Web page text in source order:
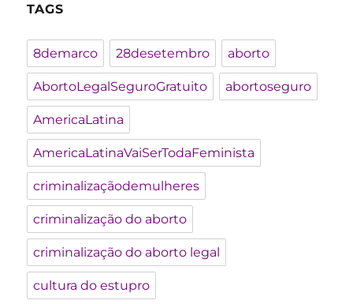
TAGS
8demarco 28desetembro aborto
AbortoLegalSeguroGratuito abortoseguro
AmericaLatina
AmericaLatinaVaiSerTodaFeminista
criminalizaçãodemulheres
criminalização do aborto
criminalização do aborto legal
cultura do estupro